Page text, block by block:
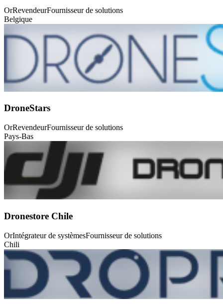
OrRevendeurFournisseur de solutions
Belgique
DroneStars
OrRevendeurFournisseur de solutions
Pays-Bas
Dronestore Chile
OrIntégrateur de systèmesFournisseur de solutions
Chili